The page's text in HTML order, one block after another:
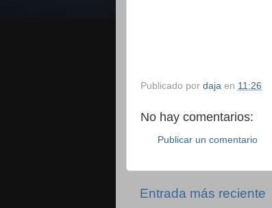
Publicado por daja en 11:26
No hay comentarios:
Publicar un comentario
Entrada más reciente